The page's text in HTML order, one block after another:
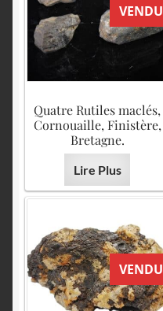
VENDU
Quatre Rutiles maclés,
Cornouaille, Finistère,
Bretagne.
Lire Plus
VENDU